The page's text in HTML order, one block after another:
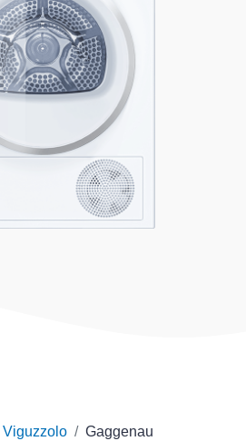
Viguzzolo Gaggenau